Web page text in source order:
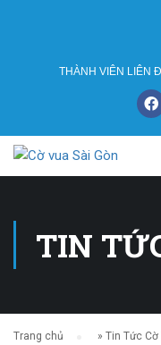
THÀNH VIÊN LIÊN
TIN
Trang chủ » Tin Tức Cờ